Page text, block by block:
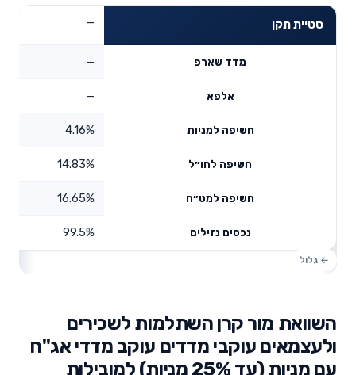
סטיית תקן —
מדד שארפ —
אלפא —
חשיפה למניות 4.16%
חשיפה לחו״ל 14.83%
חשיפה למט״ח 16.65%
נכסים נזילים 99.5%
השוואת מור קרן השתלמות לשכירים
ולעצמאים עוקבי מדדים עוקב מדדי אג"ח
עם מניות (עד 25% מניות) למובילות